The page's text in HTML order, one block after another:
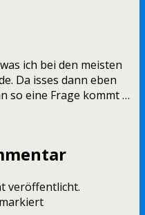
ich bei den meisten
Da isses dann eben
so eine Frage kommt …
veröffentlicht.
markiert